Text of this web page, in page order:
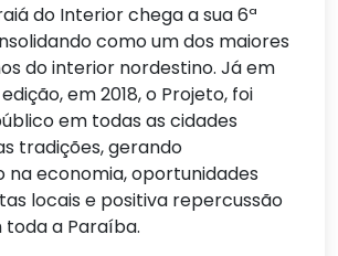
do Interior chega a sua 6ª
como um dos maiores
do interior nordestino. Já em
em 2018, o Projeto, foi
em todas as cidades
tradições, gerando
na economia, oportunidades
locais e positiva repercussão
a Paraíba.